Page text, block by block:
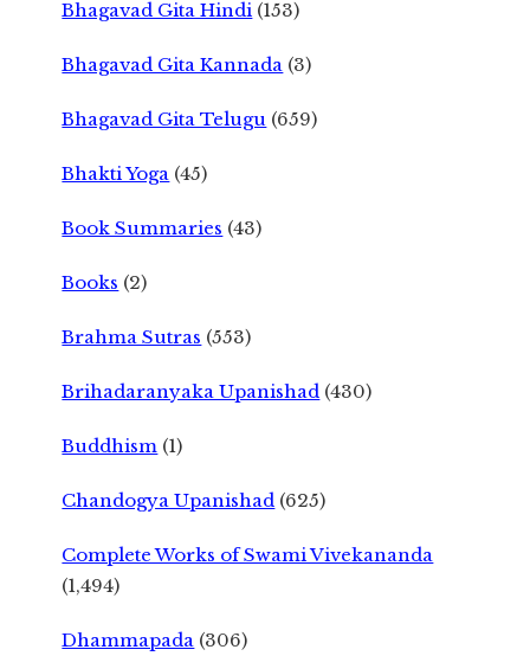
Bhagavad Gita Hindi (153)
Bhagavad Gita Kannada (3)
Bhagavad Gita Telugu (659)
Bhakti Yoga (45)
Book Summaries (43)
Books (2)
Brahma Sutras (553)
Brihadaranyaka Upanishad (430)
Buddhism (1)
Chandogya Upanishad (625)
Complete Works of Swami Vivekananda
(1,494)
Dhammapada (306)